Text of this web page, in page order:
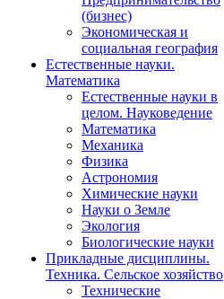
(бизнес)
Экономическая и
социальная география
Естественные науки.
Математика
Естественные науки в
целом. Науковедение
Математика
Механика
Физика
Астрономия
Химические науки
Науки о Земле
Экология
Биологические науки
Прикладные дисциплины.
Техника. Сельское хозяйство
Технические